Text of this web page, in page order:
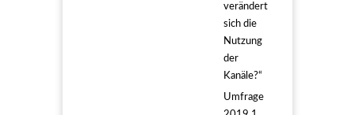
verändert
sich die
Nutzung
der
Kanäle?“
Umfrage